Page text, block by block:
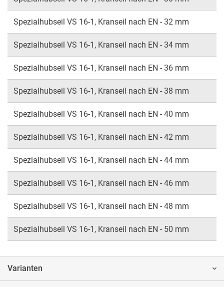
Spezialhubseil VS 16-1, Kranseil nach EN - 32 mm
Spezialhubseil VS 16-1, Kranseil nach EN - 34 mm
Spezialhubseil VS 16-1, Kranseil nach EN - 36 mm
Spezialhubseil VS 16-1, Kranseil nach EN - 38 mm
Spezialhubseil VS 16-1, Kranseil nach EN - 40 mm
Spezialhubseil VS 16-1, Kranseil nach EN - 42 mm
Spezialhubseil VS 16-1, Kranseil nach EN - 44 mm
Spezialhubseil VS 16-1, Kranseil nach EN - 46 mm
Spezialhubseil VS 16-1, Kranseil nach EN - 48 mm
Spezialhubseil VS 16-1, Kranseil nach EN - 50 mm
Varianten